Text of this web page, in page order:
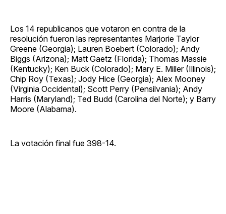
Los 14 republicanos que votaron en contra de la
resolución fueron las representantes Marjorie Taylor
Greene (Georgia); Lauren Boebert (Colorado); Andy
Biggs (Arizona); Matt Gaetz (Florida); Thomas Massie
(Kentucky); Ken Buck (Colorado); Mary E. Miller (Illinois);
Chip Roy (Texas); Jody Hice (Georgia); Alex Mooney
(Virginia Occidental); Scott Perry (Pensilvania); Andy
Harris (Maryland); Ted Budd (Carolina del Norte); y Barry
Moore (Alabama).
La votación final fue 398-14.